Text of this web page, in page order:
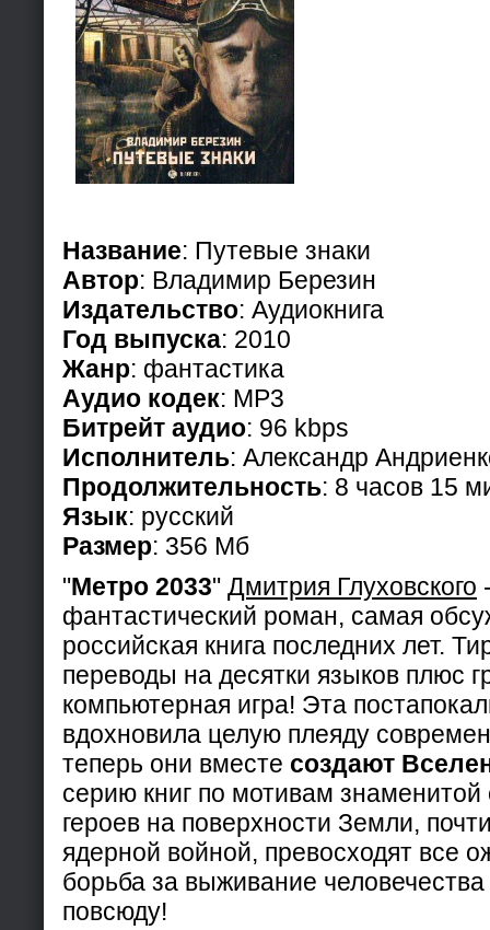
Название: Путевые знаки
Автор: Владимир Березин
Издательство: Аудиокнига
Год выпуска: 2010
Жанр: фантастика
Аудио кодек: MP3
Битрейт аудио: 96 kbps
Исполнитель: Александр
Продолжительность: 8 часов 15
Язык: русский
Размер: 356 Мб
"Метро 2033" Дмитрия Глуховского
фантастический роман, самая
российская книга последних лет.
переводы на десятки языков плюс
компьютерная игра! Эта
вдохновила целую плеяду
теперь они вместе создают
серию книг по мотивам
героев на поверхности Земли,
ядерной войной, превосходят все
борьба за выживание человечества
повсюду!